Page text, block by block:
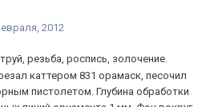
2012
резьба, роспись, золочение.
каттером 831 орамаск, песочил
пистолетом. Глубина обработки